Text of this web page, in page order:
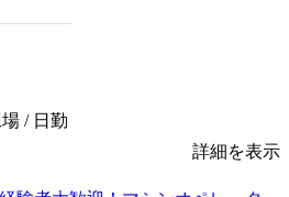
/ 日勤
詳細を表示